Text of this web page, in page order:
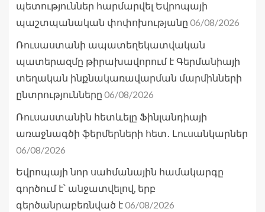
պետություններ հարմարվել Եվրոպայի
պաշտպանական փոփոխությանը 06/08/2026
Ռուսաստանի ապատեղեկատվական
պատերազմը թիրախավորում է Գերմանիայի
տեղական ինքնակառավարման մարմինների
ընտրությունները 06/08/2026
Ռուսաստանին հետևելը Ֆինլանդիայի
առաջնագծի ֆերմերների հետ․ Լուսանկարներ
06/08/2026
Եվրոպայի նոր սահմանային համակարգը
գործում է՝ անջատվելով, երբ
գերծանրաբեռնված է06/08/2026